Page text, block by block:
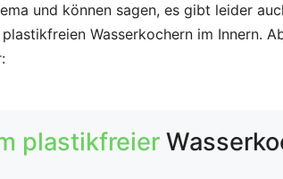
und können sagen, es gibt leider
Wasserkochern im Innern.
plastikfreier